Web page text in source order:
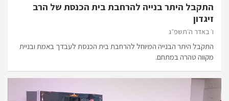
התקבל היתר בנייה להרחבת בית הכנסת של הרב
זיגדון
ו׳ באדר ה׳תשפ״ג
התקבל היתר הבנייה המיוחל להרחבת בית הכנסת לעבדך באמת ובניית
מקווה טהרה במתחם.